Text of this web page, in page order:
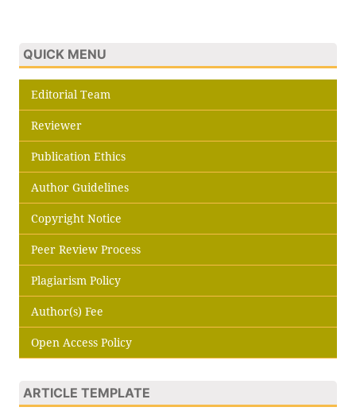
QUICK MENU
Editorial Team
Reviewer
Publication Ethics
Author Guidelines
Copyright Notice
Peer Review Process
Plagiarism Policy
Author(s) Fee
Open Access Policy
ARTICLE TEMPLATE